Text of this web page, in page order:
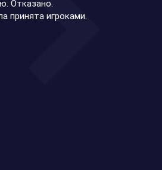
Отказано.
принята игроками.